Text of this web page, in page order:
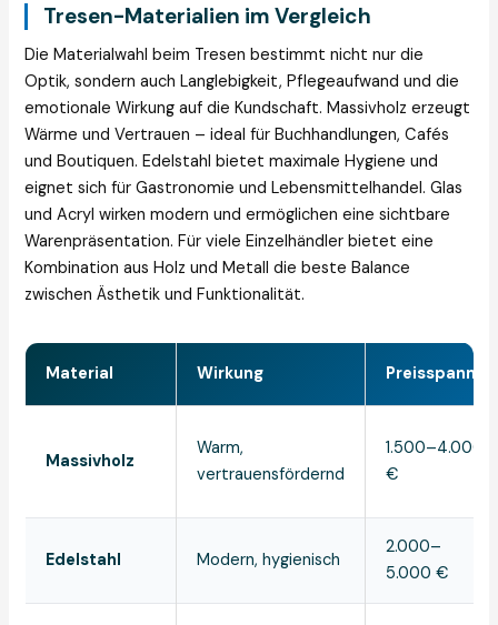
Tresen-Materialien im Vergleich
Die Materialwahl beim Tresen bestimmt nicht nur die
Optik, sondern auch Langlebigkeit, Pflegeaufwand und die
emotionale Wirkung auf die Kundschaft. Massivholz erzeugt
Wärme und Vertrauen – ideal für Buchhandlungen, Cafés
und Boutiquen. Edelstahl bietet maximale Hygiene und
eignet sich für Gastronomie und Lebensmittelhandel. Glas
und Acryl wirken modern und ermöglichen eine sichtbare
Warenpräsentation. Für viele Einzelhändler bietet eine
Kombination aus Holz und Metall die beste Balance
zwischen Ästhetik und Funktionalität.
Material Wirkung Preisspanne
Massivholz
Warm,
vertrauensfördernd
1.500–4.000
€
Edelstahl Modern, hygienisch
2.000–
5.000 €